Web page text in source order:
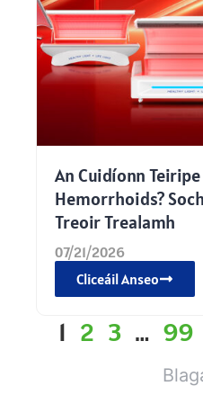
An Cuidíonn
Hemorrhoids?
Treoir Trealamh
07/21/2026
Cliceáil Anseo
1 2 3 … 99